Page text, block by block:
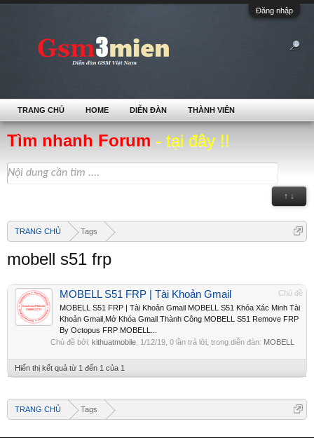
Đăng nhập
Tìm nhanh Forum - tại đây !!
↑ ↓
TRANG CHỦ Tags
mobell s51 frp
Chủ đề
MOBELL S51 FRP | Tài Khoản Gmail
MOBELL S51 FRP | Tài Khoản Gmail MOBELL S51 Khóa Xác Minh Tài
Khoản Gmail,Mở Khóa Gmail Thành Công MOBELL S51 Remove FRP
By Octopus FRP MOBELL...
Chủ đề bởi: kithuatmobile 1/12/19 , 0 lần trả lời, trong diễn đàn: MOBELL
Hiển thị kết quả từ 1 đến 1 của 1
TRANG CHỦ Tags
TRANG CHỦ HOME DIỄN ĐÀN THÀNH VIÊN